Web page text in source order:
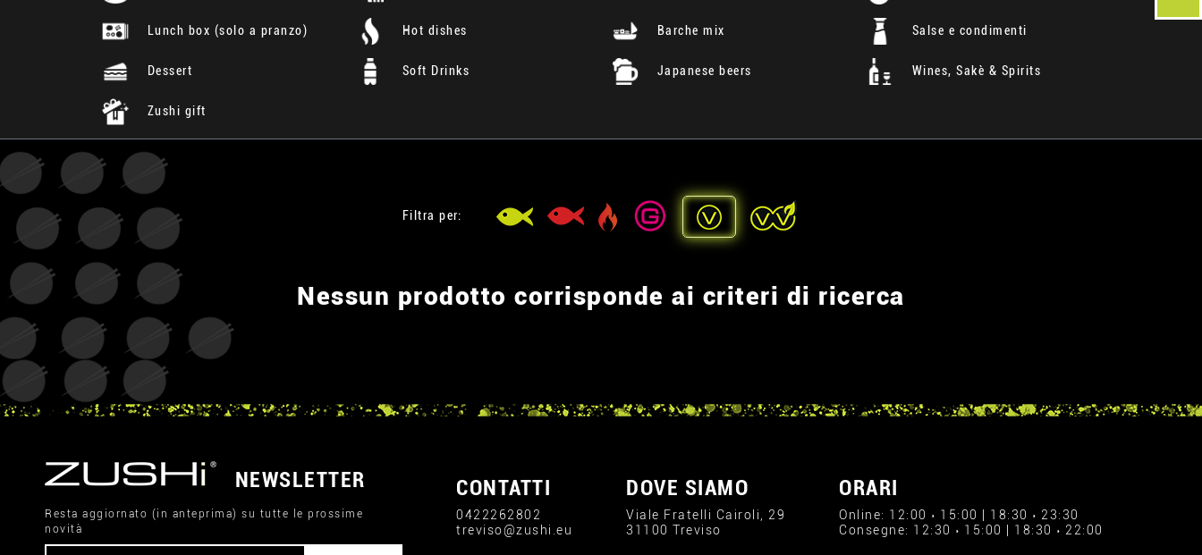
Lunch box (solo a pranzo) Hot dishes Barche mix Salse e condimenti
Dessert Soft Drinks Japanese beers Wines, Sakè & Spirits
Zushi gift
Filtra per:
Nessun prodotto corrisponde ai criteri di ricerca
NEWSLETTER
Resta aggiornato (in anteprima) su tutte le prossime
novità
CONTATTI
0422262802
treviso@zushi.eu
DOVE SIAMO
Viale Fratelli Cairoli, 29
31100 Treviso
ORARI
Online: 12:00 › 15:00 | 18:30 › 23:30
Consegne: 12:30 › 15:00 | 18:30 › 22:00